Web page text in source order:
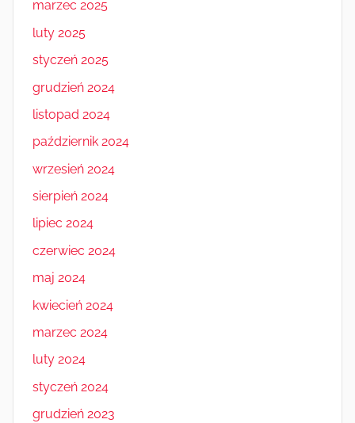
marzec 2025
luty 2025
styczeń 2025
grudzień 2024
listopad 2024
październik 2024
wrzesień 2024
sierpień 2024
lipiec 2024
czerwiec 2024
maj 2024
kwiecień 2024
marzec 2024
luty 2024
styczeń 2024
grudzień 2023